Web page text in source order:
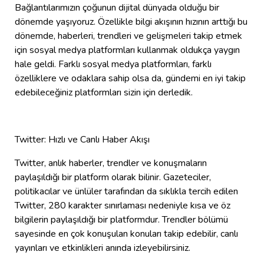
Bağlantılarımızın çoğunun dijital dünyada olduğu bir
dönemde yaşıyoruz. Özellikle bilgi akışının hızının arttığı bu
dönemde, haberleri, trendleri ve gelişmeleri takip etmek
için sosyal medya platformları kullanmak oldukça yaygın
hale geldi. Farklı sosyal medya platformları, farklı
özelliklere ve odaklara sahip olsa da, gündemi en iyi takip
edebileceğiniz platformları sizin için derledik.
Twitter: Hızlı ve Canlı Haber Akışı
Twitter, anlık haberler, trendler ve konuşmaların
paylaşıldığı bir platform olarak bilinir. Gazeteciler,
politikacılar ve ünlüler tarafından da sıklıkla tercih edilen
Twitter, 280 karakter sınırlaması nedeniyle kısa ve öz
bilgilerin paylaşıldığı bir platformdur. Trendler bölümü
sayesinde en çok konuşulan konuları takip edebilir, canlı
yayınları ve etkinlikleri anında izleyebilirsiniz.